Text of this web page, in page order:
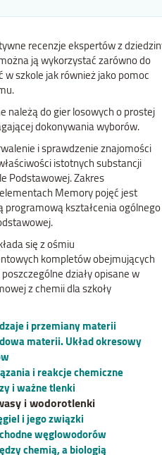
recenzje ekspertów z
ją wykorzystać zarówno do
w szkole jak również jako pomoc
należą do gier losowych o prostej
dokonywania wyborów.
i sprawdzenie znajomości
istotnych substancji
Podstawowej. Zakres
Memory pojęć jest
programową kształcenia
się z ośmiu
kompletów obejmujących
działy opisane w
z chemii dla szkoły
i przemiany materii
materii. Układ okresowy
i reakcje chemiczne
i ważne tlenki
i wodorotlenki
i jego związki
węglowodorów
chemią, a biologią